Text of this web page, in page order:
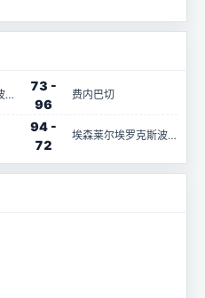
埃森莱尔埃罗克斯波尔
73 -
96
费内巴切
94 -
72
埃森莱尔埃罗克斯波尔